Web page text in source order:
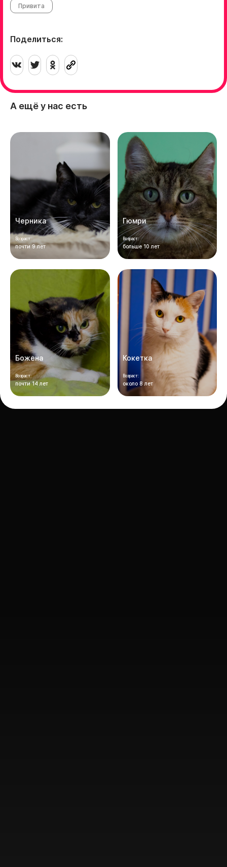
Привита
Поделиться:
А ещё у нас есть
Черника
Возраст:
почти 9 лет
Гюмри
Возраст:
больше 10 лет
Божена
Возраст:
почти 14 лет
Кокетка
Возраст:
около 8 лет